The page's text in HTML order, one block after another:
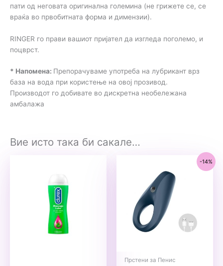
пати од неговата оригинална големина (не грижете се, се
враќа во првобитната форма и димензии).
RINGER го прави вашиот пријател да изгледа поголемо, и
поцврст.
* Напомена: Препорачуваме употреба на лубрикант врз
база на вода при користење на овој прозивод.
Производот го добивате во дискретна необележана
амбалажа
Вие исто така би сакале…
-14%
Прстени за Пенис